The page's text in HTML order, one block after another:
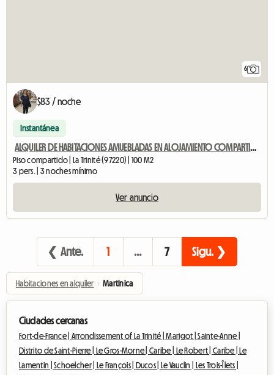
6
$83 / noche
Instantánea
ALQUILER DE HABITACIONES AMUEBLADAS EN ALOJAMIENTO COMPARTIDO
Piso compartido | La Trinité (97220) | 100 M2
3 pers. | 3 noches mínimo
Ver anuncio
❮ Ante. 1 … 7 Sigu. ❯
Habitaciones en alquiler › Martinica
Ciudades cercanas
Fort-de-France | Arrondissement of La Trinité |Marigot |Sainte-Anne |
Distrito de Saint-Pierre |
Le Gros-Morne |Caribe | Le Robert | Caribe |
Le
Lamentin |Schoelcher | Le François | Ducos | Le Vauclin |
Les Trois-Îlets |